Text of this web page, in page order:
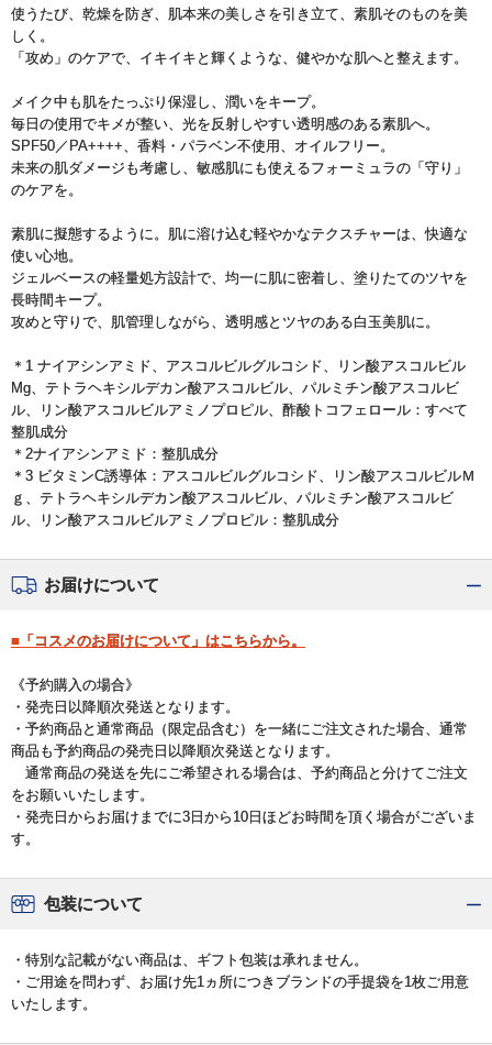
使うたび、乾燥を防ぎ、肌本来の美しさを引き立て、素肌そのものを美
しく。
「攻め」のケアで、イキイキと輝くような、健やかな肌へと整えます。
メイク中も肌をたっぷり保湿し、潤いをキープ。
毎日の使用でキメが整い、光を反射しやすい透明感のある素肌へ。
SPF50／PA++++、香料・パラベン不使用、オイルフリー。
未来の肌ダメージも考慮し、敏感肌にも使えるフォーミュラの「守り」
のケアを。
素肌に擬態するように。肌に溶け込む軽やかなテクスチャーは、快適な
使い心地。
ジェルベースの軽量処方設計で、均一に肌に密着し、塗りたてのツヤを
長時間キープ。
攻めと守りで、肌管理しながら、透明感とツヤのある白玉美肌に。
＊1 ナイアシンアミド、アスコルビルグルコシド、リン酸アスコルビル
Mg、テトラヘキシルデカン酸アスコルビル、パルミチン酸アスコルビ
ル、リン酸アスコルビルアミノプロピル、酢酸トコフェロール：すべて
整肌成分
＊2ナイアシンアミド：整肌成分
＊3 ビタミンC誘導体：アスコルビルグルコシド、リン酸アスコルビルＭ
ｇ、テトラヘキシルデカン酸アスコルビル、パルミチン酸アスコルビ
ル、リン酸アスコルビルアミノプロピル：整肌成分
お届けについて
■「コスメのお届けについて」はこちらから。
《予約購入の場合》
・発売日以降順次発送となります。
・予約商品と通常商品（限定品含む）を一緒にご注文された場合、通常
商品も予約商品の発売日以降順次発送となります。
通常商品の発送を先にご希望される場合は、予約商品と分けてご注文
をお願いいたします。
・発売日からお届けまでに3日から10日ほどお時間を頂く場合がございま
す。
包装について
・特別な記載がない商品は、ギフト包装は承れません。
・ご用途を問わず、お届け先1ヵ所につきブランドの手提袋を1枚ご用意
いたします。